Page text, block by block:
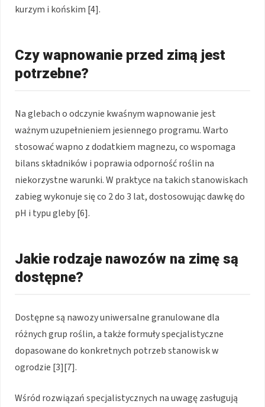
kurzym i końskim [4].
Czy wapnowanie przed zimą jest
potrzebne?
Na glebach o odczynie kwaśnym wapnowanie jest
ważnym uzupełnieniem jesiennego programu. Warto
stosować wapno z dodatkiem magnezu, co wspomaga
bilans składników i poprawia odporność roślin na
niekorzystne warunki. W praktyce na takich stanowiskach
zabieg wykonuje się co 2 do 3 lat, dostosowując dawkę do
pH i typu gleby [6].
Jakie rodzaje nawozów na zimę są
dostępne?
Dostępne są nawozy uniwersalne granulowane dla
różnych grup roślin, a także formuły specjalistyczne
dopasowane do konkretnych potrzeb stanowisk w
ogrodzie [3][7].
Wśród rozwiązań specjalistycznych na uwagę zasługują